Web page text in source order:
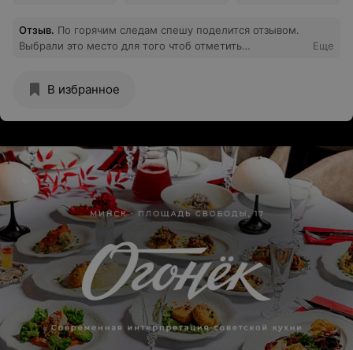
Отзыв. По горячим следам спешу поделится отзывом.
Выбрали это место для того чтоб отметить
соответственно основными критериями были тишина,
Огромнейшее Вам спасибо за то что исполняли все
Бресте! Сплин, Ленинград, Руки Вверх, Демо,
Земфира!Это был высший пилотаж!Кухня вкусная и
разнообразная, очень приветливый персонал! Цены
приемлемые, порции большие. Отличное место для
тех, кто ценит уединение и спокойствие. За всеми
следующими мероприятиями только к Вам! Спасибо и
процветания!
Еще
В избранное